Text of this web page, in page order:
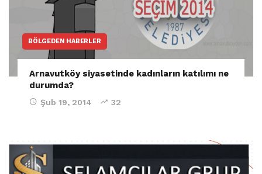
BÖLGEDEN HABERLER
Arnavutköy siyasetinde kadınların katılımı ne
durumda?
Şub 19, 2014 32